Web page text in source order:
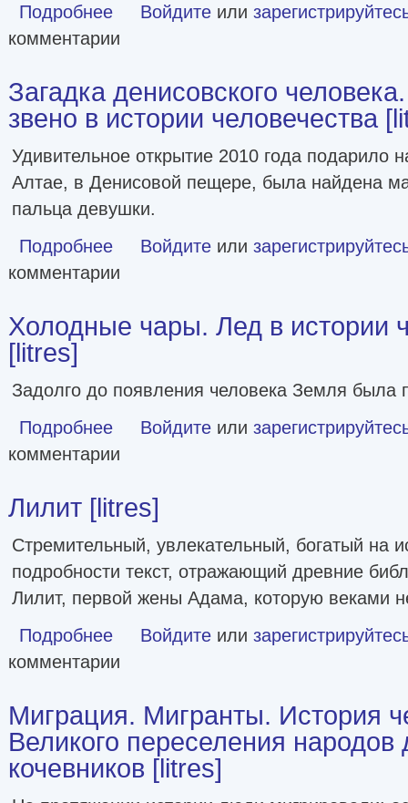
Подробнее о Тайны прошлого. Археологические открытия от
Войдите или
комментарии
Загадка денисовского
звено в истории человечества
Удивительное открытие 2010 года подарило
Алтае, в Денисовой пещере, была найдена
пальца девушки.
Подробнее о Загадка денисовского человека. Потерянное звено в
Войдите или
комментарии
Холодные чары. Лед в истории
[litres]
Задолго до появления человека Земля была
Подробнее о Холодные чары. Лед в истории человечества [litres]
Войдите или
комментарии
Лилит [litres]
Стремительный, увлекательный, богатый на
подробности текст, отражающий древние
Лилит, первой жены Адама, которую веками
Подробнее о Лилит [litres]
Войдите или
комментарии
Миграция. Мигранты. История
Великого переселения
кочевников [litres]